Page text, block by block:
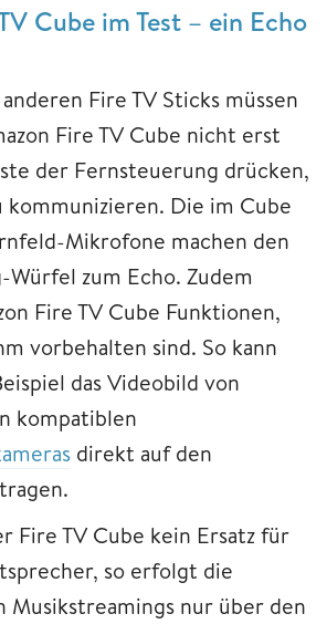
Cube im Test – ein Echo
Fire TV Sticks müssen
Fire TV Cube nicht erst
der Fernsteuerung drücken,
kommunizieren. Die im Cube
Mikrofone machen den
zum Echo. Zudem
Fire TV Cube Funktionen,
vorbehalten sind. So kann
das Videobild von
kompatiblen
direkt auf den
Fire TV Cube kein Ersatz für
so erfolgt die
Musikstreamings nur über den